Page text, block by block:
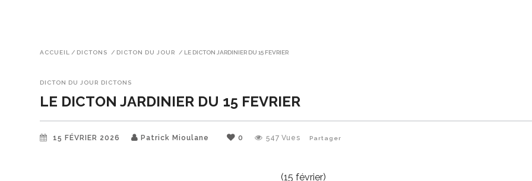
ACCUEIL / DICTONS / DICTON DU JOUR / LE DICTON JARDINIER DU 15 FEVRIER
DICTON DU JOUR DICTONS
LE DICTON JARDINIER DU 15 FEVRIER
15 FÉVRIER 2026 Patrick Mioulane 0 547 Vues Partager
(15 février)